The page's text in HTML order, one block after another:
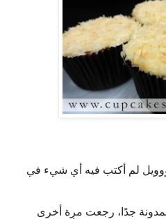
لم أكتب فيه أي شيء في
جدًا، رجعت مرة أخرى